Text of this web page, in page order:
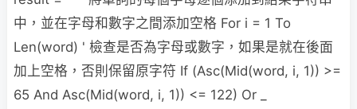
中，並在字母和數字之間添加空格 For i = 1 To
Len(word) ' 檢查是否為字母或數字，如果是就在後面
加上空格，否則保留原字符 If (Asc(Mid(word, i, 1)) >=
65 And Asc(Mid(word, i, 1)) <= 122) Or _